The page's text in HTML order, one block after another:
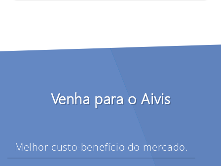
Venha para o Aivis
Melhor custo-benefício do mercado.